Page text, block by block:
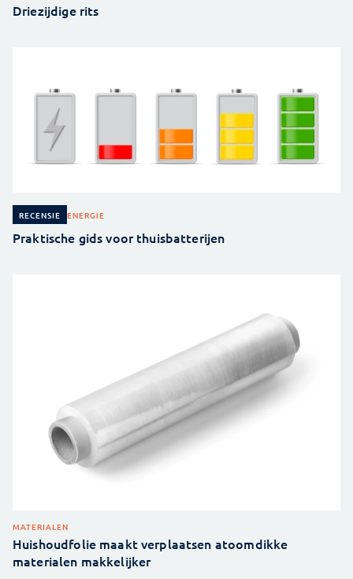
Driezijdige rits
RECENSIE ENERGIE
Praktische gids voor thuisbatterijen
MATERIALEN
Huishoudfolie maakt verplaatsen atoomdikke
materialen makkelijker